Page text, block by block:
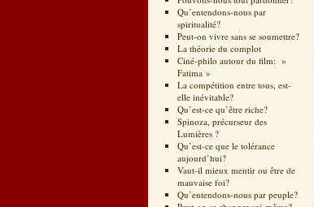
Qu’entendons-nous par
spiritualité?
Peut-on vivre sans se soumettre?
La théorie du complot
Ciné-philo autour du film: »
Fatima »
La compétition entre tous, est-
elle inévitable?
Qu’est-ce qu’être riche?
Spinoza, précurseur des
Lumières ?
Qu’est-ce que le tolérance
aujourd’hui?
Vaut-il mieux mentir ou être de
mauvaise foi?
Qu’entendons-nous par peuple?